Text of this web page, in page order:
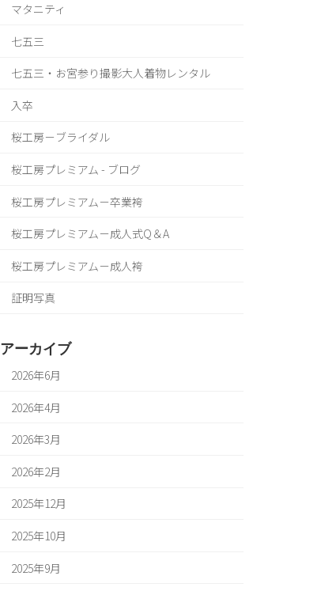
マタニティ
七五三
七五三・お宮参り撮影大人着物レンタル
入卒
桜工房－ブライダル
桜工房プレミアム - ブログ
桜工房プレミアム－卒業袴
桜工房プレミアム－成人式Q＆A
桜工房プレミアム－成人袴
証明写真
アーカイブ
2026年6月
2026年4月
2026年3月
2026年2月
2025年12月
2025年10月
2025年9月